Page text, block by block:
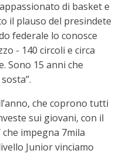
di basket e
il plauso del presindete
federale lo conosce
- 140 circoli e circa
Sono 15 anni che
che coprono tutti
sui giovani, con il
che impegna 7mila
Junior vinciamo